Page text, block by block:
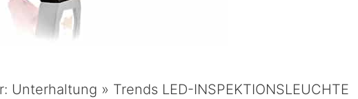
Unterhaltung » Trends LED-INSPEKTIONSLEUCHTE